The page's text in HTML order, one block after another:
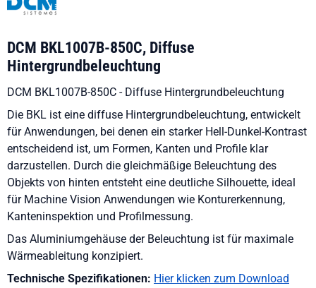
DCM BKL1007B-850C, Diffuse
Hintergrundbeleuchtung
DCM BKL1007B-850C - Diffuse Hintergrundbeleuchtung
Die BKL ist eine diffuse Hintergrundbeleuchtung, entwickelt
für Anwendungen, bei denen ein starker Hell-Dunkel-Kontrast
entscheidend ist, um Formen, Kanten und Profile klar
darzustellen. Durch die gleichmäßige Beleuchtung des
Objekts von hinten entsteht eine deutliche Silhouette, ideal
für Machine Vision Anwendungen wie Konturerkennung,
Kanteninspektion und Profilmessung.
Das Aluminiumgehäuse der Beleuchtung ist für maximale
Wärmeableitung konzipiert.
Technische Spezifikationen: Hier klicken zum Download